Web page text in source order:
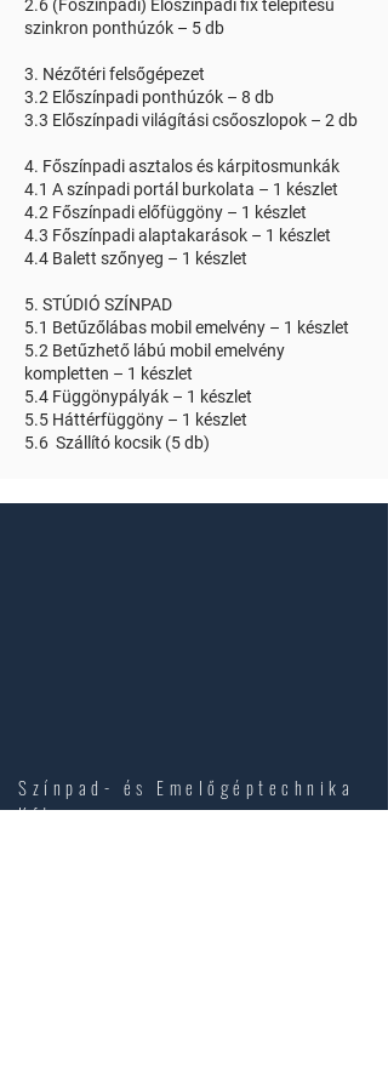
2.6 (Főszínpadi) Előszínpadi fix telepítésű
szinkron ponthúzók – 5 db
3. Nézőtéri felsőgépezet
3.2 Előszínpadi ponthúzók – 8 db
3.3 Előszínpadi világítási csőoszlopok – 2 db
4. Főszínpadi asztalos és kárpitosmunkák
4.1 A színpadi portál burkolata – 1 készlet
4.2 Főszínpadi előfüggöny – 1 készlet
4.3 Főszínpadi alaptakarások – 1 készlet
4.4 Balett szőnyeg – 1 készlet
5. STÚDIÓ SZÍNPAD
5.1 Betűzőlábas mobil emelvény – 1 készlet
5.2 Betűzhető lábú mobil emelvény
kompletten – 1 készlet
5.4 Függönypályák – 1 készlet
5.5 Háttérfüggöny – 1 készlet
5.6 Szállító kocsik (5 db)
Színpad- és Emelőgéptechnika
Kft